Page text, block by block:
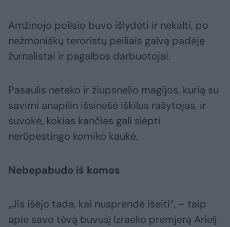
Amžinojo poilsio buvo išlydėti ir nekalti, po
nežmoniškų teroristų peiliais galvą padėję
žurnalistai ir pagalbos darbuotojai.
Pasaulis neteko ir žiupsnelio magijos, kurią su
savimi anapilin išsinešė iškilus rašytojas, ir
suvokė, kokias kančias gali slėpti
nerūpestingo komiko kaukė.
Nebepabudo iš komos
„Jis išėjo tada, kai nusprendė išeiti“, – taip
apie savo tėvą buvusį Izraelio premjerą Arielį